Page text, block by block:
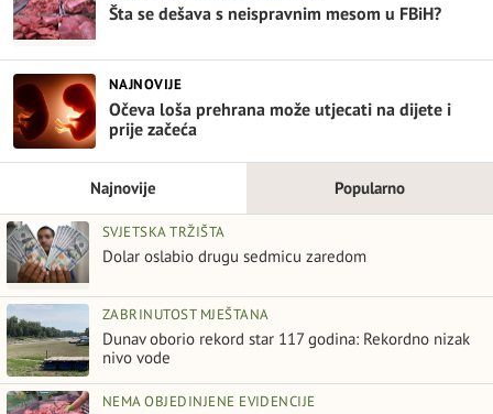
Šta se dešava s neispravnim mesom u FBiH?
NAJNOVIJE
Očeva loša prehrana može utjecati na dijete i
prije začeća
Najnovije Popularno
SVJETSKA TRŽIŠTA
Dolar oslabio drugu sedmicu zaredom
ZABRINUTOST MJEŠTANA
Dunav oborio rekord star 117 godina: Rekordno nizak
nivo vode
NEMA OBJEDINJENE EVIDENCIJE